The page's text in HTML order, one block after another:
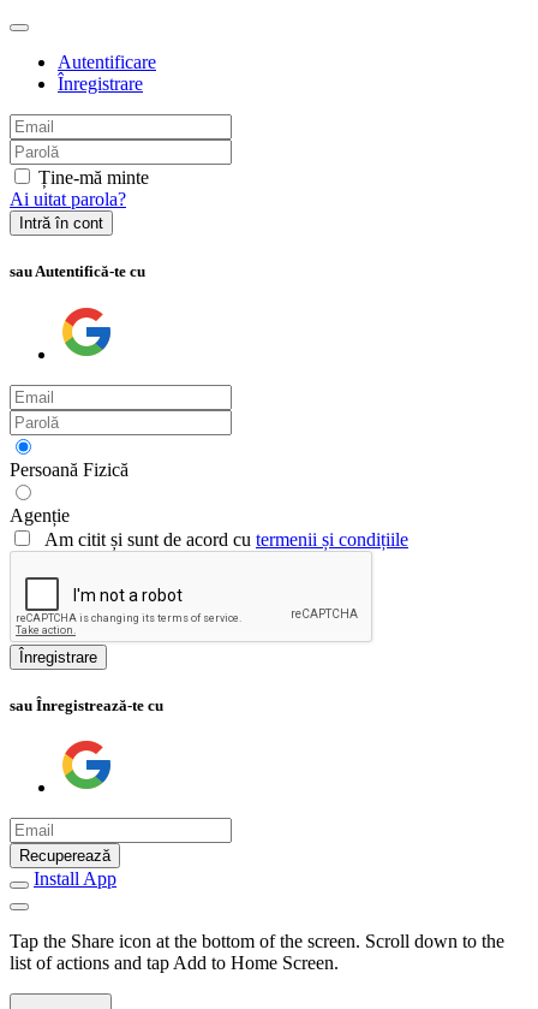
Autentificare
Înregistrare
Ține-mă minte
Ai uitat parola?
Intră în cont
sau Autentifică-te cu
Persoană Fizică
Agenție
Am citit și sunt de acord cu termenii și condițiile
Înregistrare
sau Înregistrează-te cu
Recuperează
Install App
Tap the Share icon at the bottom of the screen. Scroll down to the
list of actions and tap Add to Home Screen.